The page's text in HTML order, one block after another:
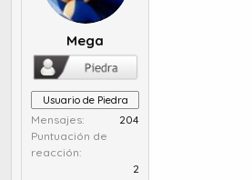
Mega
Usuario de Piedra
Mensajes
204
Puntuación de
reacción
2